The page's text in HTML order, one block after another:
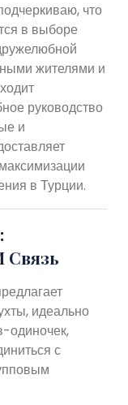
что
в выборе
жителями и
руководство
и
в Турции.
Связь
идеально
одиночек,
с